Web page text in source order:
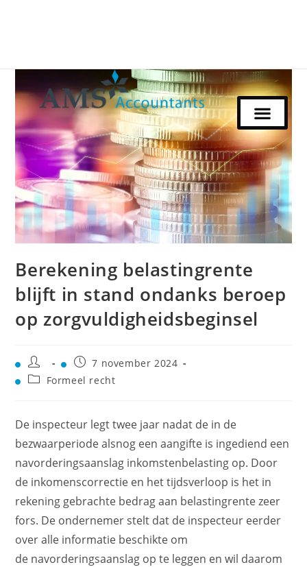
Berekening belastingrente
blijft in stand ondanks beroep
op zorgvuldigheidsbeginsel
7 november 2024
Formeel recht
De inspecteur legt twee jaar nadat de in de
bezwaarperiode alsnog een aangifte is ingediend een
navorderingsaanslag inkomstenbelasting op. Door
de inkomenscorrectie en het tijdsverloop is het in
rekening gebrachte bedrag aan belastingrente zeer
fors. De ondernemer stelt dat de inspecteur eerder
over alle informatie beschikte om
de navorderingsaanslag op te leggen en wil daarom